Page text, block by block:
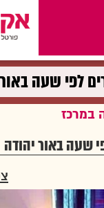
לפי שעה
במרכז